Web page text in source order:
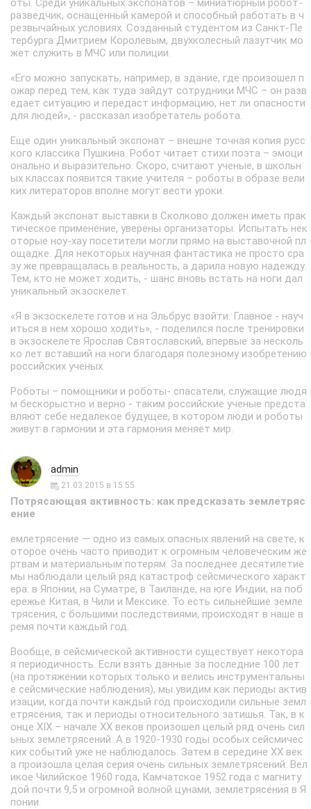
оты. Среди уникальных экспонатов – миниатюрный робот-
разведчик, оснащенный камерой и способный работать в ч
резвычайных условиях. Созданный студентом из Санкт-Пе
тербурга Дмитрием Королевым, двухколесный лазутчик мо
жет служить в МЧС или полиции.
«Его можно запускать, например, в здание, где произошел п
ожар перед тем, как туда зайдут сотрудники МЧС – он разв
едает ситуацию и передаст информацию, нет ли опасности
для людей», - рассказал изобретатель робота.
Еще один уникальный экспонат – внешне точная копия русс
кого классика Пушкина. Робот читает стихи поэта – эмоци
онально и выразительно. Скоро, считают ученые, в школьн
ых классах появится такие учителя – роботы в образе вели
ких литераторов вполне могут вести уроки.
Каждый экспонат выставки в Сколково должен иметь прак
тическое применение, уверены организаторы. Испытать нек
оторые ноу-хау посетители могли прямо на выставочной пл
ощадке. Для некоторых научная фантастика не просто сра
зу же превращалась в реальность, а дарила новую надежду.
Тем, кто не может ходить, - шанс вновь встать на ноги дал
уникальный экзоскелет.
«Я в экзоскелете готов и на Эльбрус взойти. Главное - науч
иться в нем хорошо ходить», - поделился после тренировки
в экзоскелете Ярослав Святославский, впервые за несколь
ко лет вставший на ноги благодаря полезному изобретению
российских ученых.
Роботы – помощники и роботы- спасатели, служащие людя
м бескорыстно и верно - таким российские ученые предста
вляют себе недалекое будущее, в котором люди и роботы
живут в гармонии и эта гармония меняет мир.
admin
21.03.2015 в 15:55
Потрясающая активность: как предсказать землетряс
ение
емлетрясение — одно из самых опасных явлений на свете, к
оторое очень часто приводит к огромным человеческим же
ртвам и материальным потерям. За последнее десятилетие
мы наблюдали целый ряд катастроф сейсмического характ
ера: в Японии, на Суматре, в Таиланде, на юге Индии, на поб
ережье Китая, в Чили и Мексике. То есть сильнейшие земле
трясения, с большими последствиями, происходят в наше в
ремя почти каждый год.
Вообще, в сейсмической активности существует некотора
я периодичность. Если взять данные за последние 100 лет
(на протяжении которых только и велись инструментальны
е сейсмические наблюдения), мы увидим как периоды актив
изации, когда почти каждый год происходили сильные земл
етрясения, так и периоды относительного затишья. Так, в к
онце XIX – начале XX веков произошел целый ряд очень сил
ьных землетрясений. А в 1920-1930 годы особых сейсмичес
ких событий уже не наблюдалось. Затем в середине XX век
а произошла целая серия очень сильных землетрясений: Вел
икое Чилийское 1960 года, Камчатское 1952 года с магниту
дой почти 9,5 и огромной волной цунами, землетрясения в Я
понии.